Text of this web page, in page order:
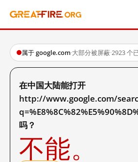
属于 google.com·大部分被屏蔽·2923 个
在中国大陆能打开
http://www.google.com/
吗？
不能。